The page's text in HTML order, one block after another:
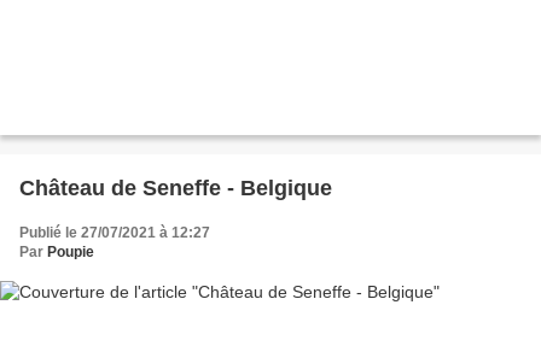
Château de Seneffe - Belgique
Publié le 27/07/2021 à 12:27
Par Poupie